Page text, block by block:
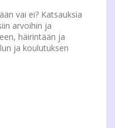
vai ei? Katsauksia
arvoihin ja
häirintään ja
ja koulutuksen